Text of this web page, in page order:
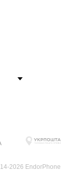
2026 EndorPhone